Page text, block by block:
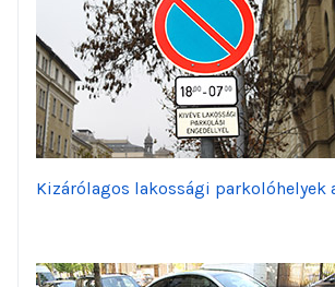
Kizárólagos lakossági parkolóhelyek